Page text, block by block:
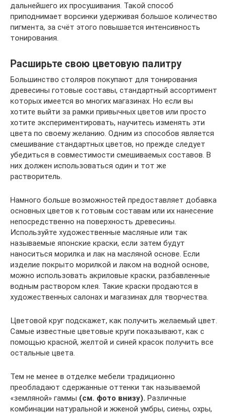
дальнейшего их просушивания. Такой способ
приподнимает ворсинки удерживая большое количество
пигмента, за счёт этого повышается интенсивность
тонирования.
Расширьте свою цветовую палитру
Большинство столяров покупают для тонирования
древесины готовые составы, стандартный ассортимент
которых имеется во многих магазинах. Но если вы
хотите выйти за рамки привычных цветов или просто
хотите экспериментировать, научитесь изменять эти
цвета по своему желанию. Одним из способов является
смешивание стандартных цветов, но прежде следует
убедиться в совместимости смешиваемых составов. В
них должен использоваться один и тот же
растворитель.
Намного больше возможностей предоставляет добавка
основных цветов к готовым составам или их нанесение
непосредственно на поверхность древесины.
Используйте художественные масляные или так
называемые японские краски, если затем будут
наноситься морилка и лак на масляной основе. Если
изделие покрыто морилкой и лаком на водной основе,
можно использовать акриловые краски, разбавленные
водным раствором клея. Такие краски продаются в
художественных салонах и магазинах для творчества.
Цветовой круг подскажет, как получить желаемый цвет.
Самые известные цветовые круги показывают, как с
помощью красной, желтой и синей красок получить все
остальные цвета.
Тем не менее в отделке мебели традиционно
преобладают сдержанные оттенки так называемой
«земляной» гаммы (см. фото внизу). Различные
комбинации натуральной и жженой умбры, сиены, охры,